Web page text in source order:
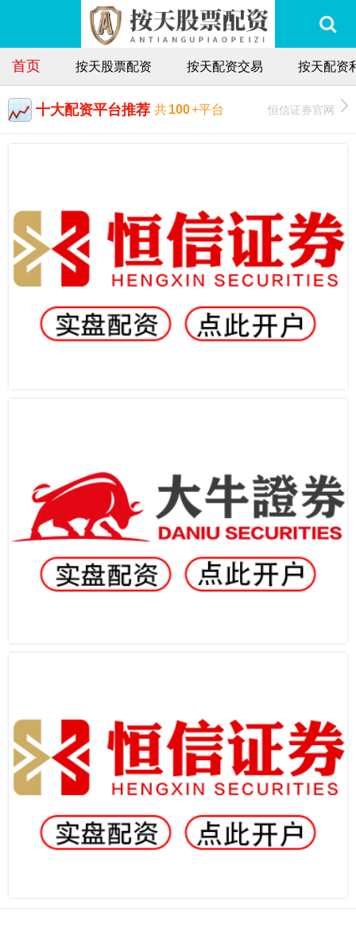
首页 按天股票配资 按天配资交易 按天配资
十大配资平台推荐 共100+平台 恒信证券官网